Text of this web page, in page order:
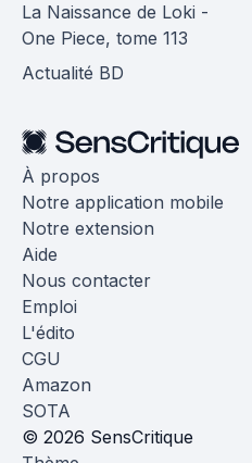
La Naissance de Loki -
One Piece, tome 113
Actualité BD
À propos
Notre application mobile
Notre extension
Aide
Nous contacter
Emploi
L'édito
CGU
Amazon
SOTA
© 2026 SensCritique